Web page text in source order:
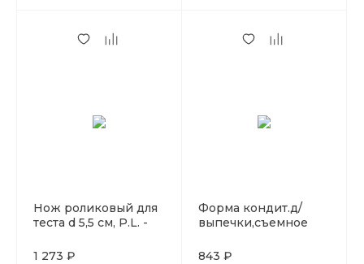
Нож роликовый для
теста d 5,5 см, P.L. -
1 273 ₽
Форма кондит.д/
выпечки,съемное
Cuisine
843 ₽